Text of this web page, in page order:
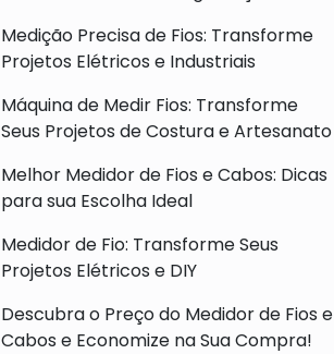
Medição Precisa de Fios: Transforme
Projetos Elétricos e Industriais
Máquina de Medir Fios: Transforme
Seus Projetos de Costura e Artesanato
Melhor Medidor de Fios e Cabos: Dicas
para sua Escolha Ideal
Medidor de Fio: Transforme Seus
Projetos Elétricos e DIY
Descubra o Preço do Medidor de Fios e
Cabos e Economize na Sua Compra!